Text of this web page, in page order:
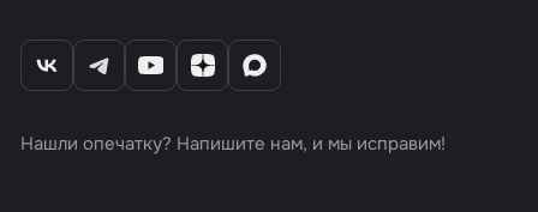
Нашли опечатку? Напишите нам, и мы исправим!